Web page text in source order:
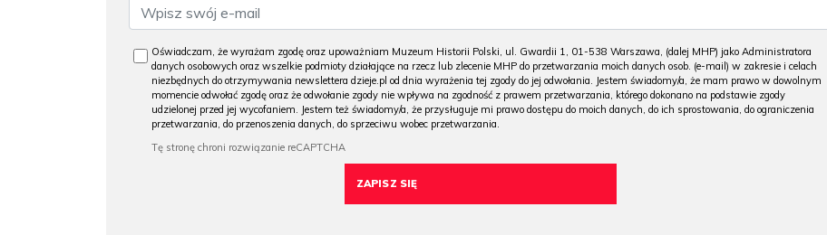
Oświadczam, że wyrażam zgodę oraz upoważniam Muzeum Historii Polski, ul. Gwardii 1, 01-538 Warszawa, (dalej MHP) jako Administratora
danych osobowych oraz wszelkie podmioty działające na rzecz lub zlecenie MHP do przetwarzania moich danych osob. (e-mail) w zakresie i celach
niezbędnych do otrzymywania newslettera dzieje.pl od dnia wyrażenia tej zgody do jej odwołania. Jestem świadomy/a, że mam prawo w dowolnym
momencie odwołać zgodę oraz że odwołanie zgody nie wpływa na zgodność z prawem przetwarzania, którego dokonano na podstawie zgody
udzielonej przed jej wycofaniem. Jestem też świadomy/a, że przysługuje mi prawo dostępu do moich danych, do ich sprostowania, do ograniczenia
przetwarzania, do przenoszenia danych, do sprzeciwu wobec przetwarzania.